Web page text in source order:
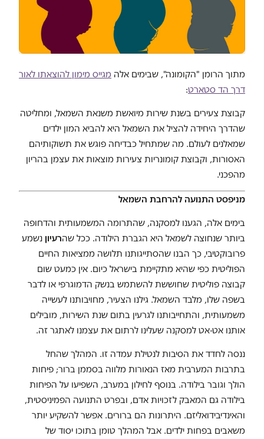
מתוך הרומן "הקומונה", שבימים אלה מגייס מימון להוצאתו לאור
דרך הד סטארט:
קבוצת צעירים בשנת שירות מיואשת משנאת השמאל, ומחליטה
שהדרך היחידה להציל את השמאל היא להביא המון ילדים
שמאלנים לעולם. מה שמתחיל כבדיחה פוגש את תשוקותיהם
האסורות, וקבוצת קומונריות צעירות מוצאות את עצמן בהריון
מהפכני.
מניפסט התנועה להרחבת השמאל
בימים אלה, הגענו למסקנה, שהתרומה המשמעותית והדחופה
ביותר שנחוצה לשמאל היא הגברת הילודה. ככל שהרעיון נשמע
פרובוקטיבי, כך הבנו שהסתייגותנו תלושה ממציאות החיים
הפוליטית כפי שהיא מתקיימת בישראל כיום. אין כמעט שום
קבוצה פוליטית שחוששת להשתמש בנשק הדמוגרפי או לדבר
בשפה שלו, מלבד השמאל. גילנו הצעיר, מחויבותנו לעשייה
משמעותית, והתחייבותנו לגרעין בתום שנת השירות, מובילים
אותנו אט-אט למסקנה שעלינו לרתום את עצמנו לאתגר זה.
ננסה לחדד את הסיבות לנטילת עמדה זו. המהלך שהחל
בתרבות המערבית מאז הנאורות מלווה בסממן ברור; פיחות
הולך וגובר בילודה. בנוסף לחילון במערב, השפיעו על הפיחות
בילודה גם המאבק לזכויות אדם, ובפרט התנועה הפמיניסטית,
והאינדיבידואליזם. היתרונות הם ברורים. אפשר להשקיע יותר
משאבים בפחות ילדים. אבל המהלך טומן בתוכו יסוד של